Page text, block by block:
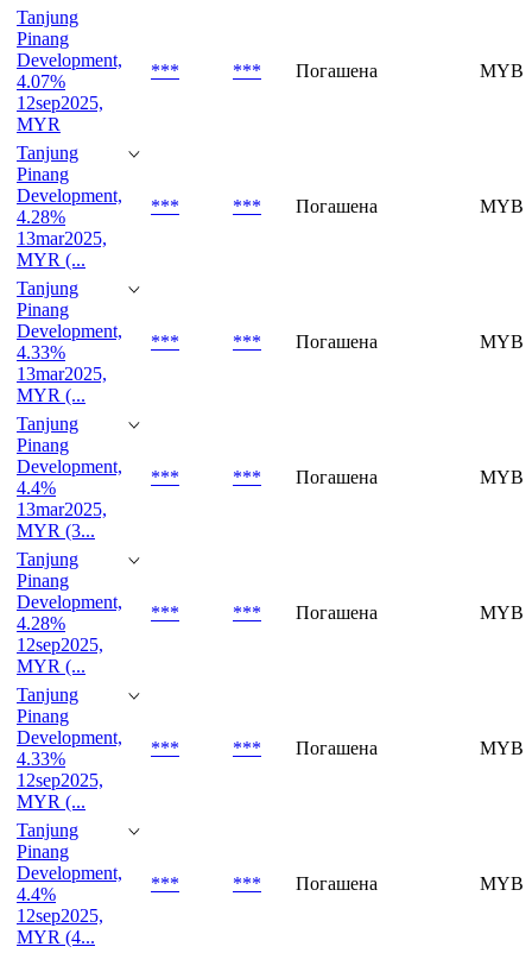
Tanjung
Pinang
Development,
4.07%
12sep2025,
MYR
*** *** Погашена
Tanjung
Pinang
Development,
4.28%
13mar2025,
MYR (...
*** *** Погашена
Tanjung
Pinang
Development,
4.33%
13mar2025,
MYR (...
*** *** Погашена
Tanjung
Pinang
Development,
4.4%
13mar2025,
MYR (3...
*** *** Погашена
Tanjung
Pinang
Development,
4.28%
12sep2025,
MYR (...
*** *** Погашена
Tanjung
Pinang
Development,
4.33%
12sep2025,
MYR (...
*** *** Погашена
Tanjung
Pinang
Development,
4.4%
12sep2025,
MYR (4...
*** *** Погашена